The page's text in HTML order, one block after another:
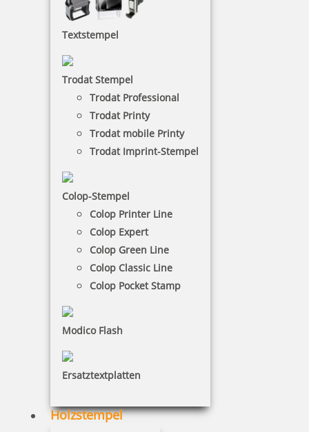
Textstempel
Trodat Stempel
Trodat Professional
Trodat Printy
Trodat mobile Printy
Trodat Imprint-Stempel
Colop-Stempel
Colop Printer Line
Colop Expert
Colop Green Line
Colop Classic Line
Colop Pocket Stamp
Modico Flash
Ersatztextplatten
Holzstempel
Der Modico-Textstempel eignet sich perfekt für
feine Linien und Schriften. Dieser Flashstempel hat
die Stempelfarbe in der Stempelplatte integriert.
NACH WUNSCHSTEMPEL FILTERN
12 Artikel in der Kategorie
42,53 €